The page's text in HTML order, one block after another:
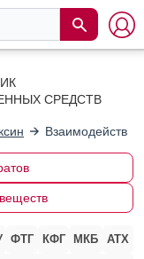
СРЕДСТВ
ФТГ КФГ МКБ АТХ